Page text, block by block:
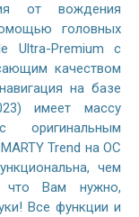
от вождения
головных
Ultra-Premium с
качеством
на базе
имеет массу
Trend на ОС
чем
что Вам нужно,
Все функции и